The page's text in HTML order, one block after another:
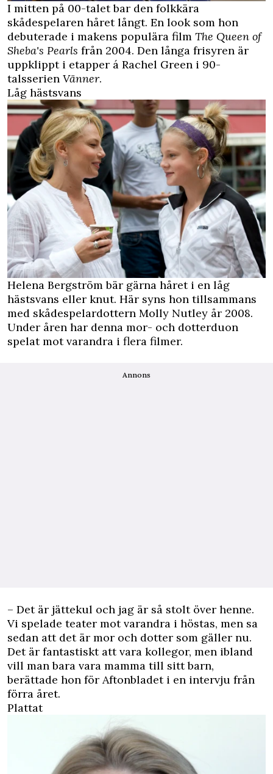
I mitten på 00-talet bar den folkkära
skådespelaren håret långt. En look som hon
debuterade i makens populära film The Queen of
Sheba's Pearls från 2004. Den långa frisyren är
uppklippt i etapper á Rachel Green i 90-
talsserien Vänner.
Låg hästsvans
Helena Bergström bär gärna håret i en låg
hästsvans eller knut. Här syns hon tillsammans
med skådespelardottern Molly Nutley år 2008.
Under åren har denna mor- och dotterduon
spelat mot varandra i flera filmer.
Annons
– Det är jättekul och jag är så stolt över henne.
Vi spelade teater mot varandra i höstas, men sa
sedan att det är mor och dotter som gäller nu.
Det är fantastiskt att vara kollegor, men ibland
vill man bara vara mamma till sitt barn,
berättade hon för Aftonbladeti en intervju från
förra året.
Plattat